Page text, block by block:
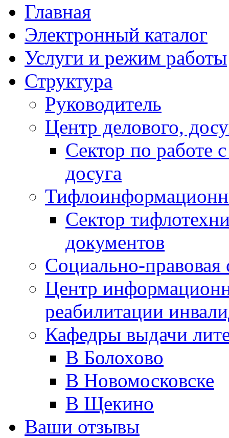
Главная
Электронный каталог
Услуги и режим работы
Структура
Руководитель
Центр делового,
Сектор по работе
досуга
Сектор
документов
Социально-правовая
Центр
реабилитации
Кафедры выдачи
В Болохово
В Новомосковске
В Щекино
Ваши отзывы